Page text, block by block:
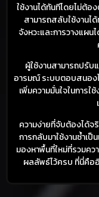
ใช้งานได้ทันทีโดยไม่ต้อ
สามารถสลับใช้งานไ
จังหวะและการวางแผน
ผู้ใช้งานสามารถปรับ
อารมณ์ ระบบตอบสนองไ
เพิ่มความมั่นใจในการ
ความง่ายที่จับต้องได้จ
การกลับมาใช้งานซ้ำเป็
มองหาพื้นที่ใหม่ที่รวมคว
ผลลัพธ์ไว้ครบ ที่นี่คือ